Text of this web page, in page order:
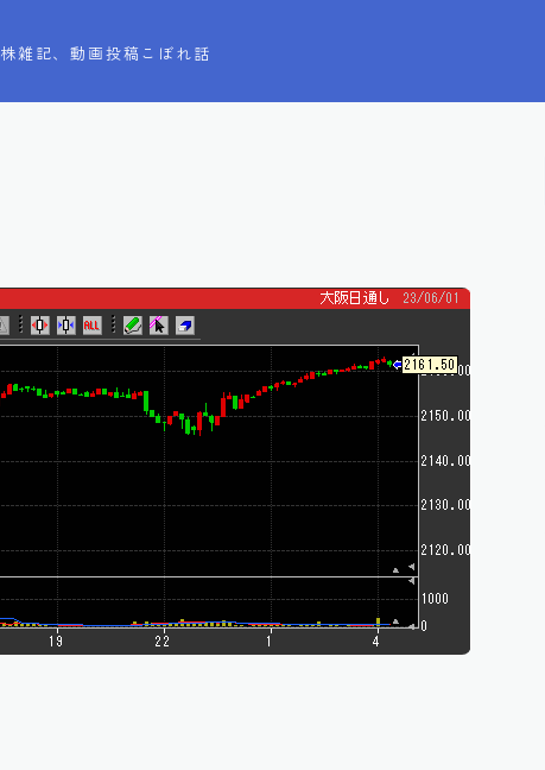
株雑記、動画投稿こぼれ話